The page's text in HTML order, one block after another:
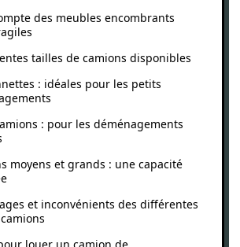
des meubles encombrants
tailles de camions disponibles
: idéales pour les petits
: pour les déménagements
moyens et grands : une capacité
et inconvénients des différentes
louer un camion de